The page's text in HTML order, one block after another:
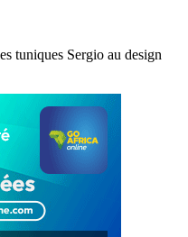
tuniques Sergio au design